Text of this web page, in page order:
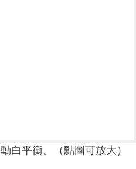
白平衡。（點圖可放大）